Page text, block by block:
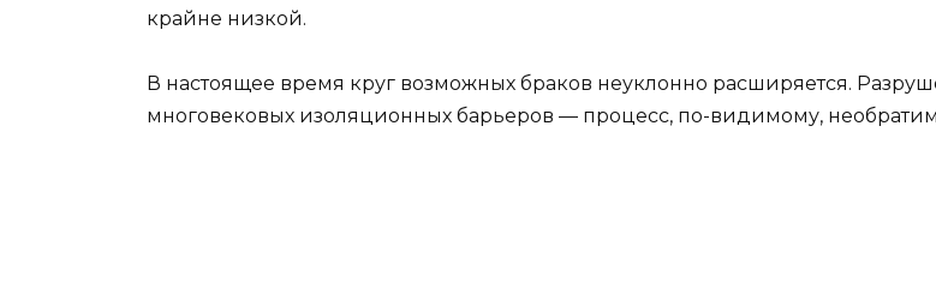
крайне низкой.
В настоящее время круг возможных браков неуклонно расширяется.
многовековых изоляционных барьеров — процесс, по-видимому,